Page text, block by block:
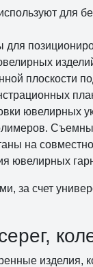
для
для
плоскости
ювелирных
на
за счет
изделия,